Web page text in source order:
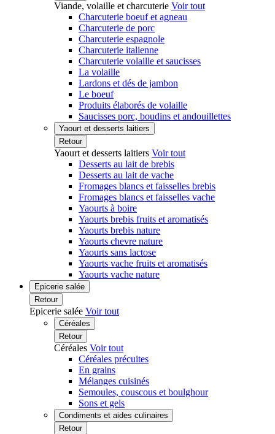
Viande, volaille et charcuterie Voir tout
Charcuterie boeuf et agneau
Charcuterie de porc
Charcuterie espagnole
Charcuterie italienne
Charcuterie volaille et saucisses
La volaille
Lardons et dés de jambon
Le boeuf
Produits élaborés de volaille
Saucisses porc, boudins et andouillettes
Yaourt et desserts laitiers
Retour
Yaourt et desserts laitiers Voir tout
Desserts au lait de brebis
Desserts au lait de vache
Fromages blancs et faisselles brebis
Fromages blancs et faisselles vache
Yaourts à boire
Yaourts brebis fruits et aromatisés
Yaourts brebis nature
Yaourts chevre nature
Yaourts sans lactose
Yaourts vache fruits et aromatisés
Yaourts vache nature
Epicerie salée
Retour
Epicerie salée Voir tout
Céréales
Retour
Céréales Voir tout
Céréales précuites
En grains
Mélanges cuisinés
Semoules, couscous et boulghour
Sons et gels
Condiments et aides culinaires
Retour